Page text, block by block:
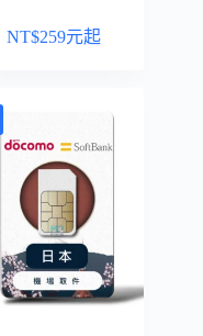
NT$259元起